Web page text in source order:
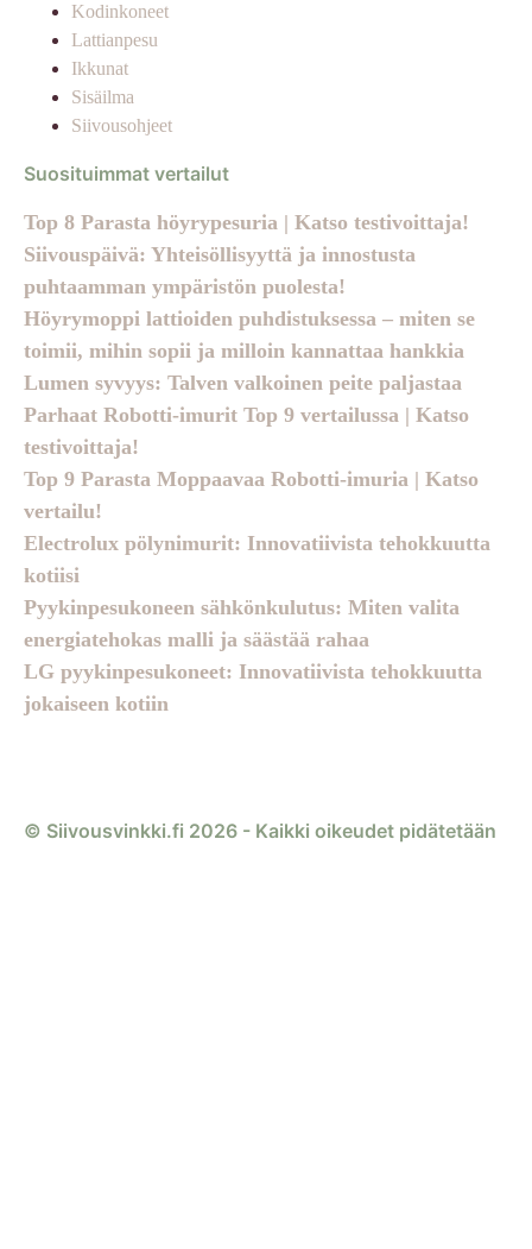
Kodinkoneet
Lattianpesu
Ikkunat
Sisäilma
Siivousohjeet
Suosituimmat vertailut
Top 8 Parasta höyrypesuria | Katso testivoittaja!
Siivouspäivä: Yhteisöllisyyttä ja innostusta
puhtaamman ympäristön puolesta!
Höyrymoppi lattioiden puhdistuksessa – miten se
toimii, mihin sopii ja milloin kannattaa hankkia
Lumen syvyys: Talven valkoinen peite paljastaa
Parhaat Robotti-imurit Top 9 vertailussa | Katso
testivoittaja!
Top 9 Parasta Moppaavaa Robotti-imuria | Katso
vertailu!
Electrolux pölynimurit: Innovatiivista tehokkuutta
kotiisi
Pyykinpesukoneen sähkönkulutus: Miten valita
energiatehokas malli ja säästää rahaa
LG pyykinpesukoneet: Innovatiivista tehokkuutta
jokaiseen kotiin
© Siivousvinkki.fi 2026 - Kaikki oikeudet pidätetään